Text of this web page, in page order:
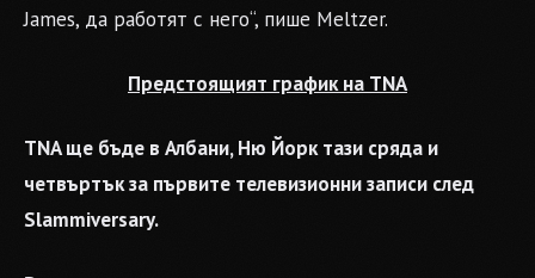
James, да работят с него“, пише Meltzer.
Предстоящият график на TNA
TNA ще бъде в Албани, Ню Йорк тази сряда и
четвъртък за първите телевизионни записи след
Slammiversary.